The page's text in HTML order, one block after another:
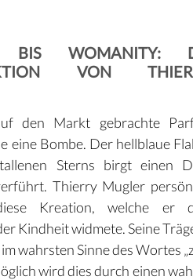
BIS WOMANITY:
VON
den Markt gebrachte
eine Bombe. Der hellblaue
Sterns birgt einen
Thierry Mugler
Kreation, welche er
Kindheit widmete. Seine
wahrsten Sinne des Wortes
wird dies durch einen